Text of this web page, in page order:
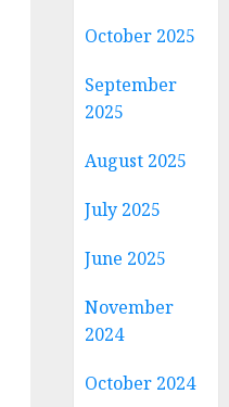
October 2025
September
2025
August 2025
July 2025
June 2025
November
2024
October 2024